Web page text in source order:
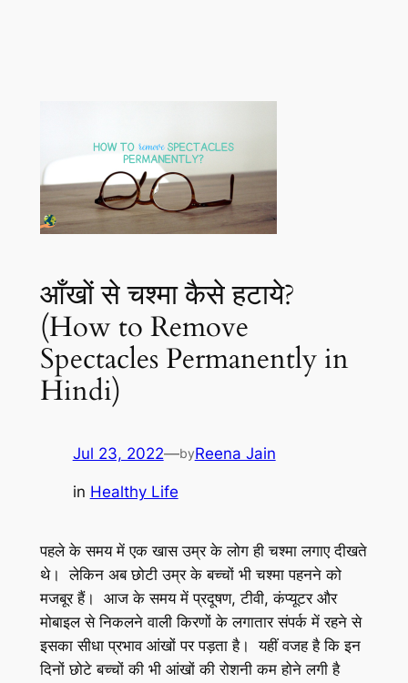
आँखों से चश्मा कैसे हटाये?
(How to Remove
Spectacles Permanently in
Hindi)
Jul 23, 2022—byReena Jain
in Healthy Life
पहले के समय में एक खास उम्र के लोग ही चश्मा लगाए दीखते
थे। लेकिन अब छोटी उम्र के बच्चों भी चश्मा पहनने को
मजबूर हैं। आज के समय में प्रदूषण, टीवी, कंप्यूटर और
मोबाइल से निकलने वाली किरणों के लगातार संपर्क में रहने से
इसका सीधा प्रभाव आंखों पर पड़ता है। यहीं वजह है कि इन
दिनों छोटे बच्चों की भी आंखों की रोशनी कम होने लगी है